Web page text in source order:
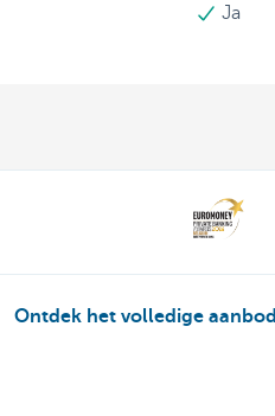
Ja
Ontdek het volledige aanbod